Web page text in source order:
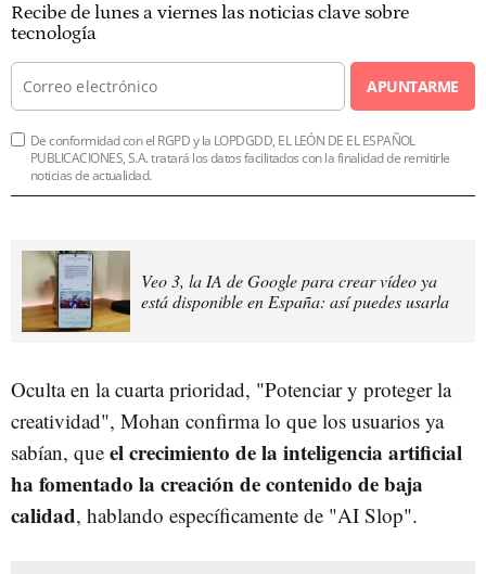
Recibe de lunes a viernes las noticias clave sobre
tecnología
APUNTARME
De conformidad con el RGPD y la LOPDGDD, EL LEÓN DE EL ESPAÑOL
PUBLICACIONES, S.A. tratará los datos facilitados con la finalidad de remitirle
noticias de actualidad.
Veo 3, la IA de Google para crear vídeo ya
está disponible en España: así puedes usarla
Oculta en la cuarta prioridad, "Potenciar y proteger la
creatividad", Mohan confirma lo que los usuarios ya
sabían, que el crecimiento de la inteligencia artificial
ha fomentado la creación de contenido de baja
calidad, hablando específicamente de "AI Slop".